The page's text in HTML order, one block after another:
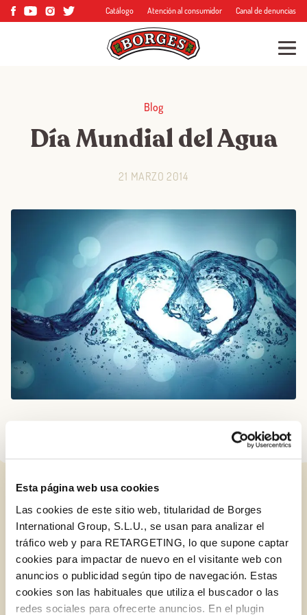
Esta página web usa cookies
Las cookies de este sitio web, titularidad de Borges
International Group, S.L.U., se usan para analizar el
tráfico web y para RETARGETING, lo que supone captar
cookies para impactar de nuevo en el visitante web con
anuncios o publicidad según tipo de navegación. Estas
cookies son las habituales que utiliza el buscador o las
redes sociales para ofrecerte anuncios. En el plugin
Catálogo Atención al consumidor Canal de denuncias
Blog
Día Mundial del Agua
21 MARZO 2014
BLOG